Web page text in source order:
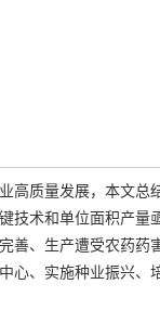
高质量发展，本文
技术和单位面积产
善、生产遭受农药
心、实施种业振兴